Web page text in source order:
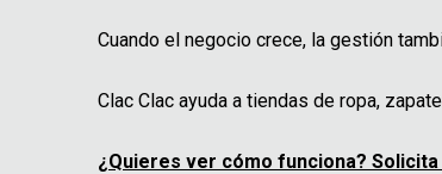
Cuando el negocio crece, la gestión
Clac Clac ayuda a tiendas de ropa,
¿Quieres ver cómo funciona?